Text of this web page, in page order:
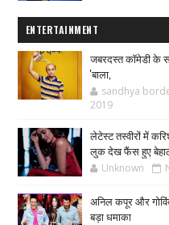
ENTERTAINMENT
जबरदस्त कॉमेडी के
'बाला,
sandhya
2019
लेटेस्ट तस्वीरों में
लुक देख फैंस हुए
Unknown
अनिल कपूर और
बड़ा धमाका